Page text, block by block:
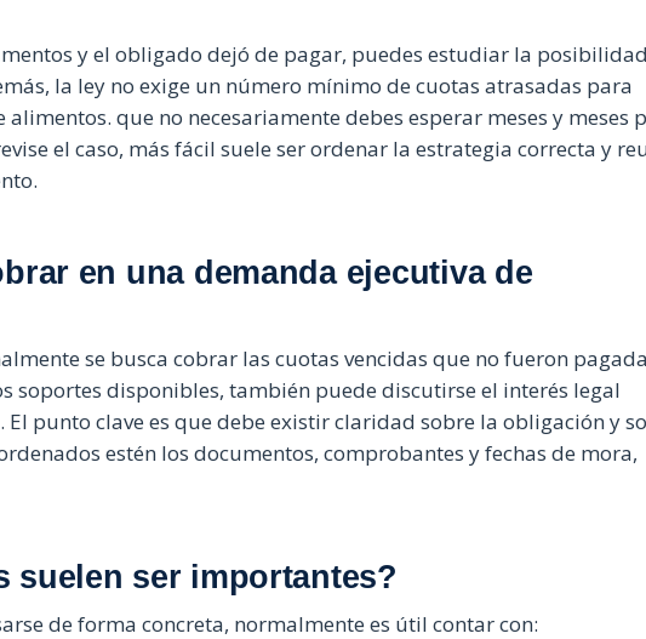
y el obligado dejó de pagar, puedes estudiar la
la ley no exige un número mínimo de cuotas atrasadas para
que no necesariamente debes esperar meses y meses
el caso, más fácil suele ser ordenar la estrategia correcta y
en una demanda ejecutiva de
se busca cobrar las cuotas vencidas que no fueron
soportes disponibles, también puede discutirse el interés legal
punto clave es que debe existir claridad sobre la obligación y
estén los documentos, comprobantes y fechas de mora,
suelen ser importantes?
de forma concreta, normalmente es útil contar con: